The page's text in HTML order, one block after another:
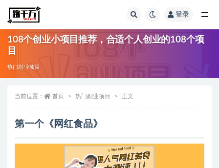
登录
108个创业小项目推荐，合适个人创业的108个项
目
热门副业项目
当前位置： 首页 热门副业项目 正文
第一个《网红食品》